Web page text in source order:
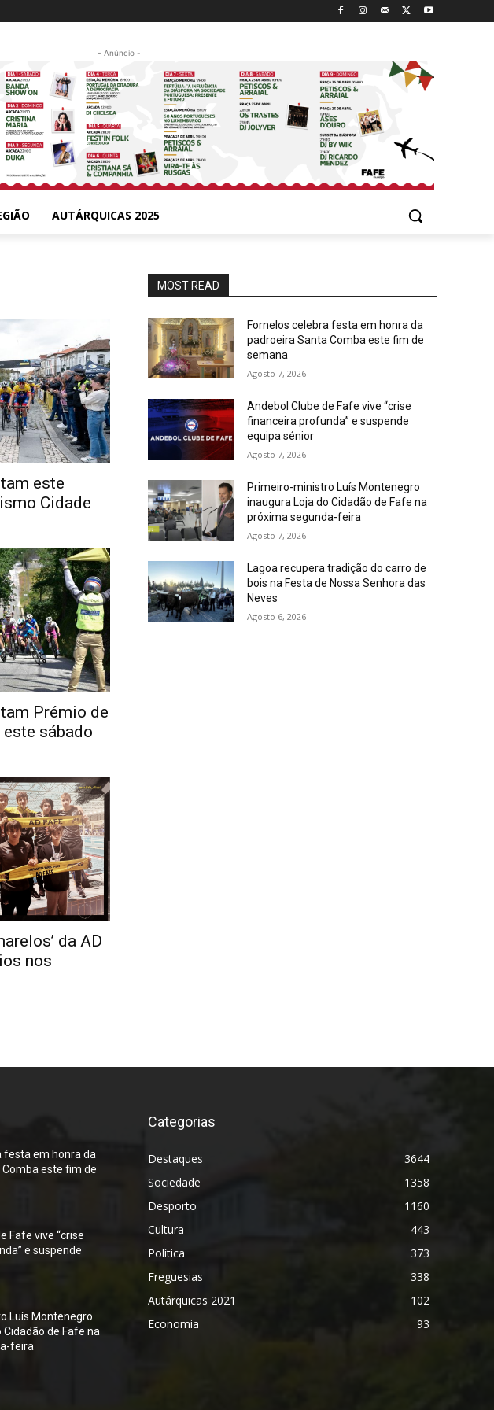
- Anúncio -
AUTÁRQUICAS 2025
este
Cidade
Prémio de
sábado
da AD
nos
MOST READ
Fornelos celebra festa em honra da
padroeira Santa Comba este fim de
semana
Agosto 7, 2026
Andebol Clube de Fafe vive “crise
financeira profunda” e suspende
equipa sénior
Agosto 7, 2026
Primeiro-ministro Luís Montenegro
inaugura Loja do Cidadão de Fafe na
próxima segunda-feira
Agosto 7, 2026
Lagoa recupera tradição do carro de
bois na Festa de Nossa Senhora das
Neves
Agosto 6, 2026
festa em honra da
este fim de
Fafe vive “crise
e suspende
Luís Montenegro
Cidadão de Fafe na
feira
Categorias
Destaques
3644
Sociedade
1358
Desporto
1160
Cultura
443
Política
373
Freguesias
338
Autárquicas 2021
102
Economia
93